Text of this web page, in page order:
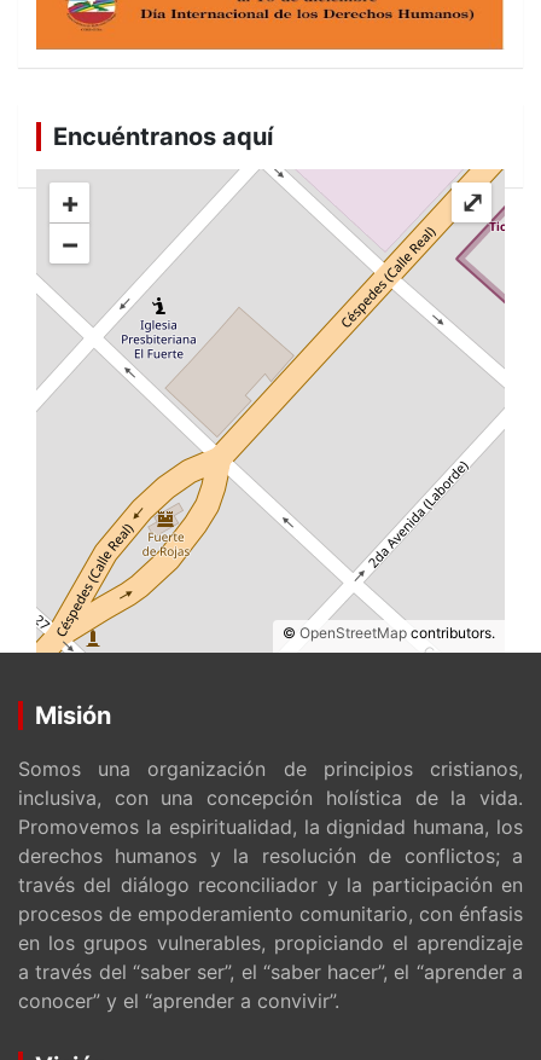
Encuéntranos aquí
+
−
© OpenStreetMap contributors.
⤢
Misión
Somos una organización de principios cristianos,
inclusiva, con una concepción holística de la vida.
Promovemos la espiritualidad, la dignidad humana, los
derechos humanos y la resolución de conflictos; a
través del diálogo reconciliador y la participación en
procesos de empoderamiento comunitario, con énfasis
en los grupos vulnerables, propiciando el aprendizaje
a través del “saber ser”, el “saber hacer”, el “aprender a
conocer” y el “aprender a convivir”.